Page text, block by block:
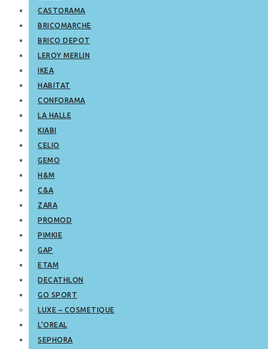
CASTORAMA
BRICOMARCHE
BRICO DEPOT
LEROY MERLIN
IKEA
HABITAT
CONFORAMA
LA HALLE
KIABI
CELIO
GEMO
H&M
C&A
ZARA
PROMOD
PIMKIE
GAP
ETAM
DECATHLON
GO SPORT
LUXE – COSMETIQUE
L’OREAL
SEPHORA